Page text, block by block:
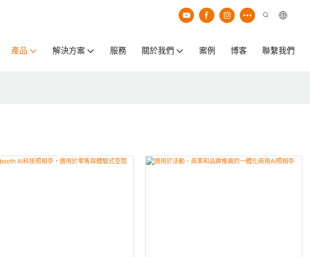
產品 解決方案 服務 關於我們 案例 博客 聯繫我們